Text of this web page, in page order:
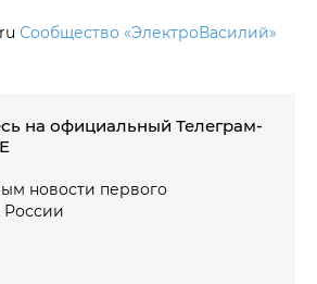
Сообщество «ЭлектроВасилий»
на официальный Телеграм-
новости первого
России